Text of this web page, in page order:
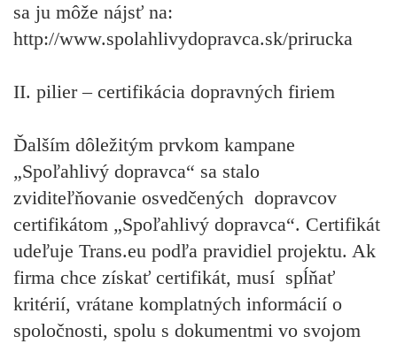
sa ju môže nájsť na:
http://www.spolahlivydopravca.sk/prirucka
II. pilier– certifikácia dopravných firiem
Ďalším dôležitým prvkom kampane
„Spoľahlivý dopravca“ sa stalo
zviditeľňovanie osvedčených dopravcov
certifikátom „Spoľahlivý dopravca“. Certifikát
udeľuje Trans.eu podľa pravidiel projektu. Ak
firma chce získať certifikát, musí spĺňať
kritérií, vrátane komplatných informácií o
spoločnosti, spolu s dokumentmi vo svojom